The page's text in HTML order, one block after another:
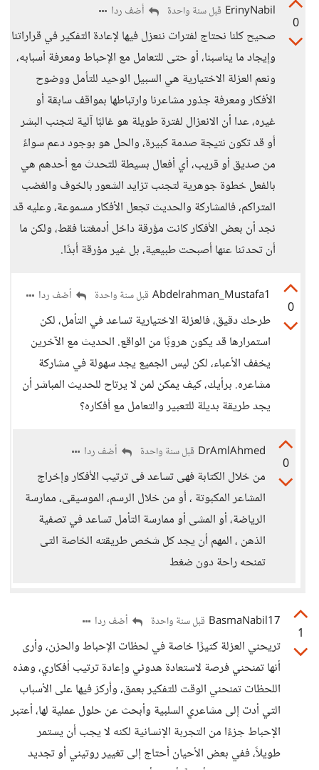
0
ErinyNabil قبل سنة واحدة أضف ردا
صحيح كلنا نحتاج لفترات ننعزل فيها لإعادة التفكير في قراراتنا
وإيجاد ما يناسبنا، أو حتى للتعامل مع الإحباط ومعرفة أسبابه،
ونعم العزلة الاختيارية هي السبيل الوحيد للتأمل ووضوح
الأفكار ومعرفة جذور مشاعرنا وارتباطها بمواقف سابقة أو
غيره، عدا أن الانعزال لفترة طويلة هو غالبًا آلية لتجنب البشر
أو قد تكون نتيجة صدمة كبيرة، والحل هو بوجود دعم سواءً
من صديق أو قريب، أي أفعال بسيطة للتحدث مع أحدهم هي
بالفعل خطوة جوهرية لتجنب تزايد الشعور بالخوف والغضب
المتراكم، فالمشاركة والحديث تجعل الأفكار مسموعة، وعليه قد
نجد أن بعض الأفكار كانت مؤرقة داخل أدمغتنا فقط، ولكن ما
أن تحدثنا عنها أصبحت طبيعية، بل غير مؤرقة أبدًا.
0
Abdelrahman_Mustafa1 قبل سنة واحدة أضف ردا
طرحك دقيق، فالعزلة الاختيارية تساعد في التأمل، لكن
استمرارها قد يكون هروبًا من الواقع. الحديث مع الآخرين
يخفف الأعباء، لكن ليس الجميع يجد سهولة في مشاركة
مشاعره. برأيك، كيف يمكن لمن لا يرتاح للحديث المباشر أن
يجد طريقة بديلة للتعبير والتعامل مع أفكاره؟
0
DrAmlAhmed قبل سنة واحدة أضف ردا
من خلال الكتابة فهى تساعد فى ترتيب الأفكار وإخراج
المشاعر المكبوتة ، أو من خلال الرسم، الموسيقى، ممارسة
الرياضة، أو المشى أو ممارسة التأمل تساعد في تصفية
الذهن ، المهم أن يجد كل شخص طريقته الخاصة التى
تمنحه راحة دون ضغط
1
BasmaNabil17 قبل سنة واحدة أضف ردا
تريحني العزلة كثيرًا خاصة في لحظات الإحباط والحزن، وأرى
أنها تمنحني فرصة لاستعادة هدوئي وإعادة ترتيب أفكاري، وهذه
اللحظات تمنحني الوقت للتفكير بعمق، وأركز فيها على الأسباب
التي أدت إلى مشاعري السلبية وأبحث عن حلول عملية لها، أعتبر
الإحباط جزءًا من التجربة الإنسانية لكنه لا يجب أن يستمر
طويلاً، ففي بعض الأحيان أحتاج إلى تغيير روتيني أو تجديد